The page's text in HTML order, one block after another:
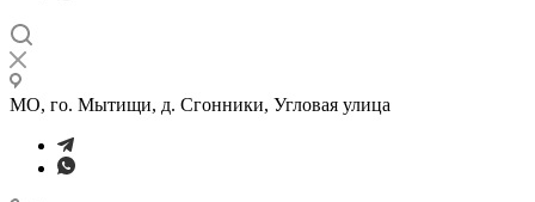
МО, го. Мытищи, д. Сгонники, Угловая улица